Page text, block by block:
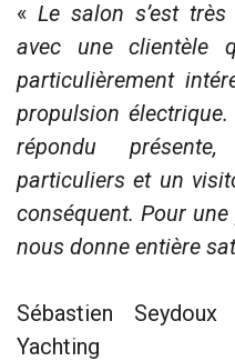
« Le salon s’est
avec une clientèle
particulièrement
propulsion
répondu
particuliers et un
conséquent. Pour
nous donne entière
Sébastien
Yachting